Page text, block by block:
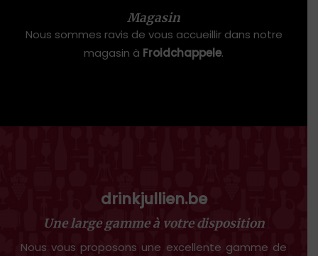
Magasin
Nous sommes ravis de vous accueillir dans notre
magasin à Froidchappele.
drinkjullien.be
Une large gamme à votre disposition
Nous vous proposons une excellente gamme de